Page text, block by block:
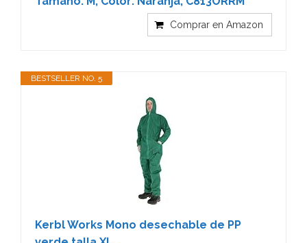
Comprar en Amazon
BESTSELLER NO. 5
Kerbl Works Mono desechable de PP